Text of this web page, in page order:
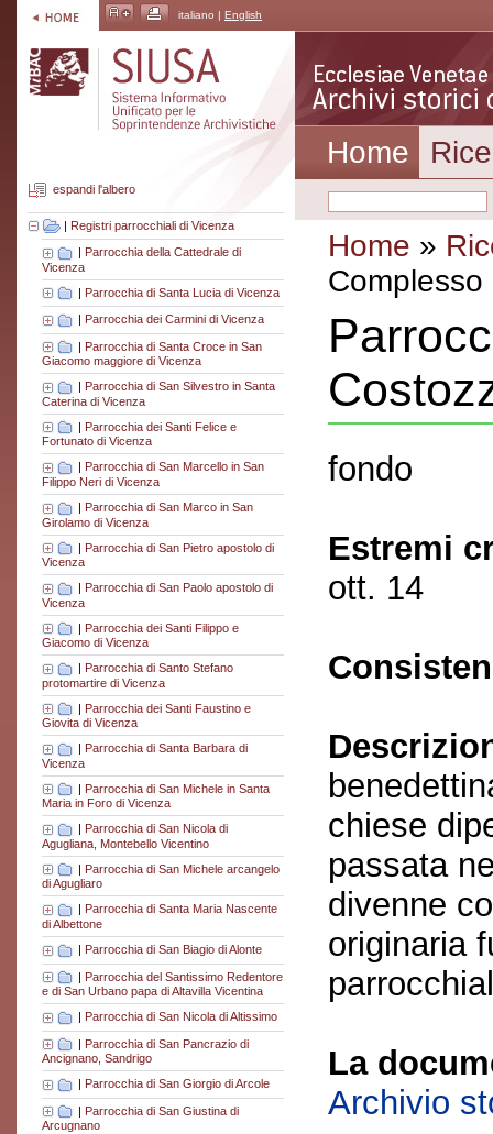
italiano | English
espandi l'albero
| Registri parrocchiali di Vicenza
| Parrocchia della Cattedrale di
Vicenza
| Parrocchia di Santa Lucia di Vicenza
Parrocchia dei Carmini di Vicenza
| Parrocchia di Santa Croce in San
Giacomo maggiore di Vicenza
Parrocchia di San Silvestro in Santa
Caterina di Vicenza
| Parrocchia dei Santi Felice e
Fortunato di Vicenza
Parrocchia di San Marcello in San
Filippo Neri di Vicenza
| Parrocchia di San Marco in San
Girolamo di Vicenza
| Parrocchia di San Pietro apostolo di
Vicenza
| Parrocchia di San Paolo apostolo di
Vicenza
| Parrocchia dei Santi Filippo e
Giacomo di Vicenza
| Parrocchia di Santo Stefano
protomartire di Vicenza
| Parrocchia dei Santi Faustino e
Giovita di Vicenza
Parrocchia di Santa Barbara di
Vicenza
| Parrocchia di San Michele in Santa
Maria in Foro di Vicenza
Parrocchia di San Nicola di
Agugliana, Montebello Vicentino
| Parrocchia di San Michele arcangelo
di Agugliaro
Parrocchia di Santa Maria Nascente
di Albettone
| Parrocchia di San Biagio di Alonte
| Parrocchia del Santissimo Redentore
e di San Urbano papa di Altavilla Vicentina
| Parrocchia di San Nicola di Altissimo
| Parrocchia di San Pancrazio di
Ancignano, Sandrigo
| Parrocchia di San Giorgio di Arcole
| Parrocchia di San Giustina di
Arcugnano
Home
Home »
fondo
Estremi
ott. 14
chiese
passata
divenne
originaria
La
Archivio